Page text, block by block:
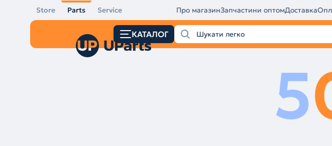
Store Parts Service Про магазинЗапчастини оптомДоставка
КАТАЛОГ
5